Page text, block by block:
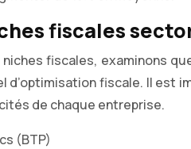
fiscales
niches fiscales, examinons
fiscale. Il est
de chaque entreprise.
(BTP)